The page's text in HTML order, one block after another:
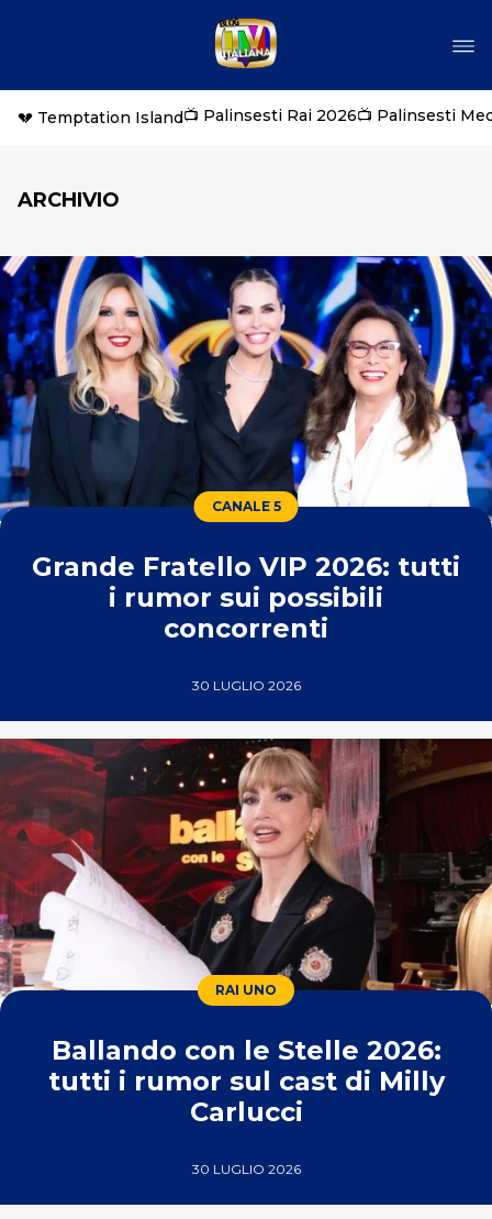
💔 Temptation Island📺 Palinsesti Rai 2026📺 Palinsesti
ARCHIVIO
CANALE 5
Grande Fratello VIP 2026: tutti
i rumor sui possibili
concorrenti
30 LUGLIO 2026
RAI UNO
Ballando con le Stelle 2026:
tutti i rumor sul cast di Milly
Carlucci
30 LUGLIO 2026